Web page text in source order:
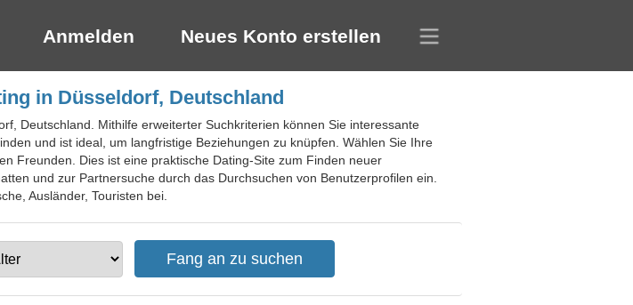
Anmelden Neues Konto erstellen
in Düsseldorf, Deutschland
Deutschland. Mithilfe erweiterter Suchkriterien können Sie interessante
und ist ideal, um langfristige Beziehungen zu knüpfen. Wählen Sie Ihre
Freunden. Dies ist eine praktische Dating-Site zum Finden neuer
und zur Partnersuche durch das Durchsuchen von Benutzerprofilen ein.
Ausländer, Touristen bei.